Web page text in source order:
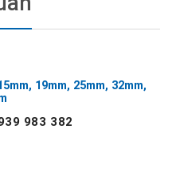
19mm, 25mm, 32mm,
983 382